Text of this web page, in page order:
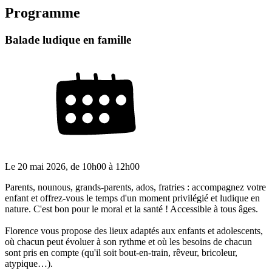
Programme
Balade ludique en famille
Le 20 mai 2026, de 10h00 à 12h00
Parents, nounous, grands-parents, ados, fratries : accompagnez votre
enfant et offrez-vous le temps d'un moment privilégié et ludique en
nature. C'est bon pour le moral et la santé ! Accessible à tous âges.
Florence vous propose des lieux adaptés aux enfants et adolescents,
où chacun peut évoluer à son rythme et où les besoins de chacun
sont pris en compte (qu'il soit bout-en-train, rêveur, bricoleur,
atypique…).